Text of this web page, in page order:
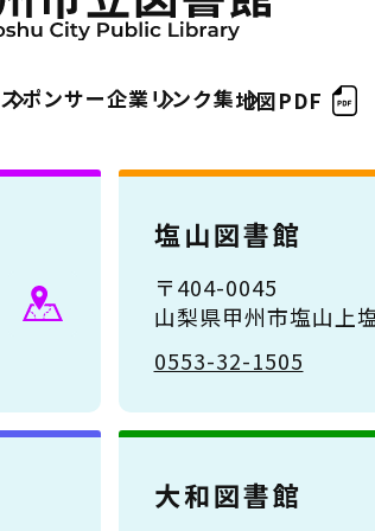
スポンサー企業リンク集地図PDF
塩山図書館
〒404-0045
山梨県甲州市塩山上
0553-32-1505
大和図書館